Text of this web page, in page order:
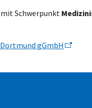
mit Schwerpunkt
gGmbH